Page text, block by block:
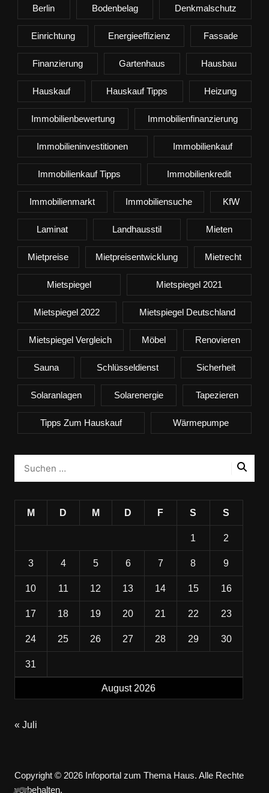
Berlin Bodenbelag Denkmalschutz
Einrichtung Energieeffizienz Fassade
Finanzierung Gartenhaus Hausbau
Hauskauf Hauskauf Tipps Heizung
Immobilienbewertung Immobilienfinanzierung
Immobilieninvestitionen Immobilienkauf
Immobilienkauf Tipps Immobilienkredit
Immobilienmarkt Immobiliensuche KfW
Laminat Landhausstil Mieten
Mietpreise Mietpreisentwicklung Mietrecht
Mietspiegel Mietspiegel 2021
Mietspiegel 2022 Mietspiegel Deutschland
Mietspiegel Vergleich Möbel Renovieren
Sauna Schlüsseldienst Sicherheit
Solaranlagen Solarenergie Tapezieren
Tipps Zum Hauskauf Wärmepumpe
August 2026
M D M D F S S
1 2
3 4 5 6 7 8 9
10 11 12 13 14 15 16
17 18 19 20 21 22 23
24 25 26 27 28 29 30
31
« Juli
Copyright © 2026 Infoportal zum Thema Haus. Alle Rechte
vorbehalten.